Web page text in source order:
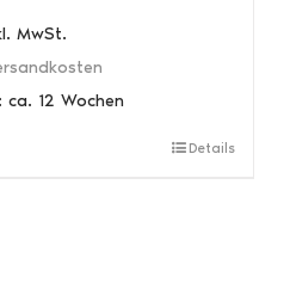
MwSt.
ca. 12 Wochen
Details